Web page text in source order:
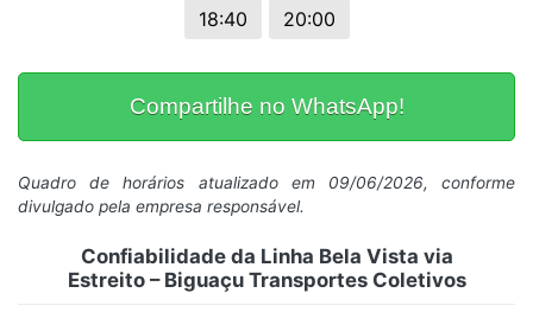
18:40
20:00
Compartilhe no WhatsApp!
Quadro de horários atualizado em 09/06/2026, conforme
divulgado pela empresa responsável.
Confiabilidade da Linha Bela Vista via
Estreito – Biguaçu Transportes Coletivos